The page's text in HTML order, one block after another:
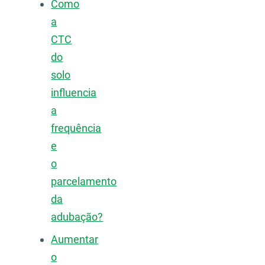
Como
a
CTC
do
solo
influencia
a
frequência
e
o
parcelamento
da
adubação?
Aumentar
o